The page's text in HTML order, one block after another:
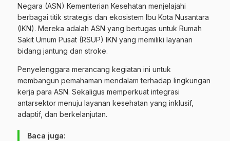
Negara (ASN) Kementerian Kesehatan menjelajahi
berbagai titik strategis dan ekosistem Ibu Kota Nusantara
(IKN). Mereka adalah ASN yang bertugas untuk Rumah
Sakit Umum Pusat (RSUP) IKN yang memiliki layanan
bidang jantung dan stroke.
Penyelenggara merancang kegiatan ini untuk
membangun pemahaman mendalam terhadap lingkungan
kerja para ASN. Sekaligus memperkuat integrasi
antarsektor menuju layanan kesehatan yang inklusif,
adaptif, dan berkelanjutan.
Baca juga: